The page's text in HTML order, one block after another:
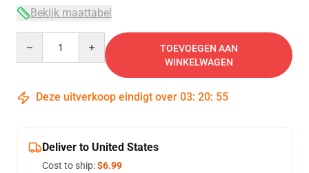
Bekijk maattabel
TOEVOEGEN AAN
WINKELWAGEN
Deze uitverkoop eindigt over 03: 20: 54
Deliver to United States
Cost to ship:$6.99